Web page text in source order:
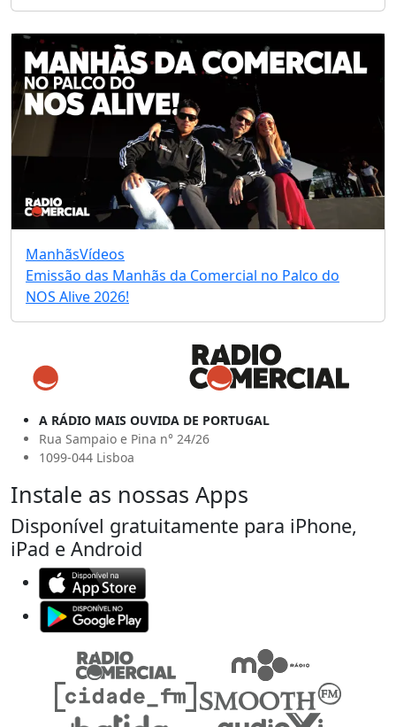
ManhãsVídeos
Emissão das Manhãs da Comercial no Palco do
NOS Alive 2026!
A RÁDIO MAIS OUVIDA DE PORTUGAL
Rua Sampaio e Pina n° 24/26
1099-044 Lisboa
Instale as nossas Apps
Disponível gratuitamente para iPhone,
iPad e Android